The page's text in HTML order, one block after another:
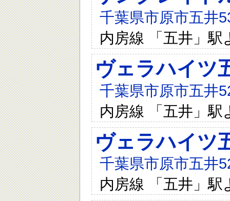
千葉県市原市五井
内房線 「五井」駅
ヴェラハイツ
千葉県市原市五井
内房線 「五井」駅
ヴェラハイツ
千葉県市原市五井
内房線 「五井」駅